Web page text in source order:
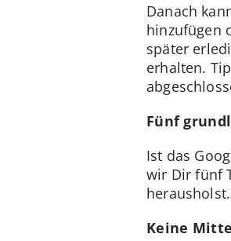
Danach
hinzufügen
später
erhalten.
Fünf
Ist das
wir Dir fünf
herausholst.
Keine